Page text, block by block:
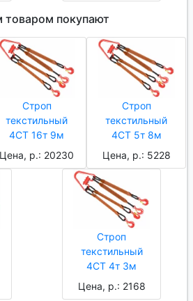
товаром покупают
Строп
текстильный
4СТ 16т 9м
Цена, р.: 20230
Строп
текстильный
4СТ 5т 8м
Цена, р.: 5228
Строп
текстильный
4СТ 4т 3м
Цена, р.: 2168